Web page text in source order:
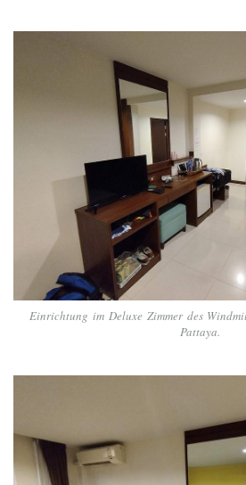
Einrichtung im Deluxe Zimmer des
Pattaya.